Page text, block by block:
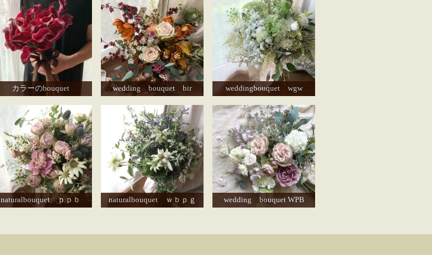
カラーのbouquet wedding bouquet bir weddingbouquet wgw
naturalbouquet ｐｐｂ naturalbouquet ｗｂｐｇ wedding bouquet WPB